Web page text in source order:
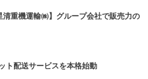
清重機運輸㈱】グループ会社で販売力の
ト配送サービスを本格始動